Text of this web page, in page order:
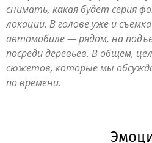
снимать, какая будет серия
локации. В голове уже и
автомобиле — рядом, на
посреди деревьев. В общем,
сюжетов, которые мы
по времени.